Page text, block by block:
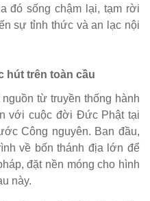
đó sống chậm lại, tạm rời
sự tỉnh thức và an lạc nội
hút trên toàn cầu
từ truyền thống hành
với cuộc đời Đức Phật tại
Công nguyên. Ban đầu,
về bốn thánh địa lớn để
đặt nền móng cho hình
này.